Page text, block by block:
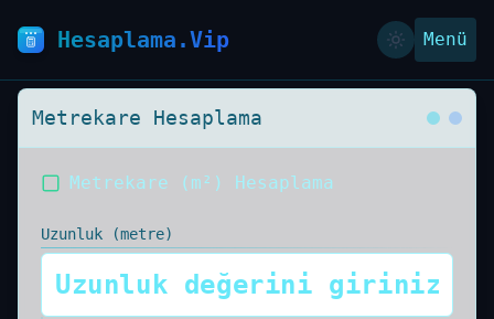
Hesaplama.Vip Menü
Metrekare Hesaplama
Metrekare (m²) Hesaplama
Uzunluk (metre)